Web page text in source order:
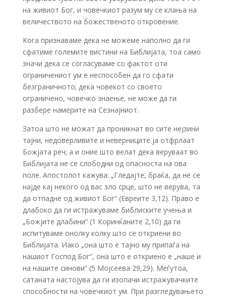
на живиот Бог, и човечкиот разум му се клања на
величеството на божественото откровение.
Кога признаваме дека не можеме наполно да ги
сфатиме големите вистини на Библијата, тоа само
значи дека се согласуваме со фактот оти
ограничениот ум е неспособен да го сфати
безграничното; дека човекот со своето
ограничено, човечко знаење, не може да ги
разбере намерите на Сезнајниот.
Затоа што не можат да проникнат во сите нејзини
тајни, недоверливите и неверниците ја отфрлаат
Божјата реч; а и оние што велат дека веруваат во
Библијата не се слободни од опасноста на ова
поле. Апостолот кажува: „Гледајте, браќа, да не се
најде кај некого од вас зло срце, што не верува, та
да отпадне од живиот Бог“ (Евреите 3,12). Право е
длабоко да ги истражуваме библиските учења и
„Божјите длабини“ (1 Коринќаните 2,10) да ги
испитуваме онолку колку што се откриени во
Библијата. Иако „она што е тајно му припаѓа на
нашиот Господ Бог“, она што е откриено е „наше и
на нашите синови“ (5 Мојсеева 29,29). Меѓутоа,
сатаната настојува да ги изопачи истражувачките
способности на човечкиот ум. При разгледувањето